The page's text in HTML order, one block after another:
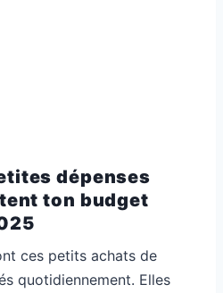
dépenses
ton budget
ces petits achats de
quotidiennement. Elles